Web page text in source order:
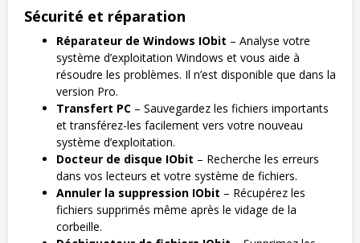
Sécurité et réparation
Réparateur de Windows IObit – Analyse votre
système d’exploitation Windows et vous aide à
résoudre les problèmes. Il n’est disponible que dans la
version Pro.
Transfert PC – Sauvegardez les fichiers importants
et transférez-les facilement vers votre nouveau
système d’exploitation.
Docteur de disque IObit – Recherche les erreurs
dans vos lecteurs et votre système de fichiers.
Annuler la suppression IObit – Récupérez les
fichiers supprimés même après le vidage de la
corbeille.